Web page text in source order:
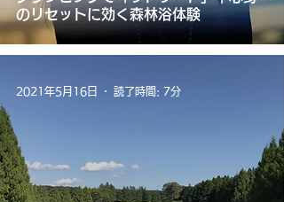
のリセットに効く森林浴体験
2021年5月16日 読了時間: 7分